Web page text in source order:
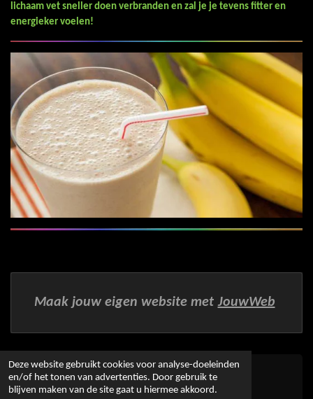
Deze website gebruikt cookies voor analyse-doeleinden
en/of het tonen van advertenties. Door gebruik te
blijven maken van de site gaat u hiermee akkoord.
lichaam vet sneller doen verbranden en zal je je tevens fitter en
energieker voelen!
Maak jouw eigen website met JouwWeb
© 2016 - 2026 Alles-wat-gezond-voor-je-is
Powered by JouwWeb